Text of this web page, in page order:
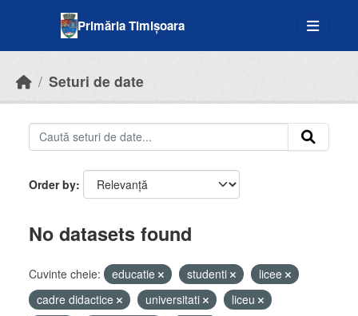
Primăria Timișoara
Seturi de date
Order by
No datasets found
Cuvinte cheie: educatie studenti
licee
cadre didactice
universitati
liceu